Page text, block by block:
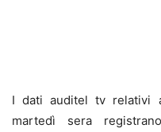
I dati auditel tv relativi
martedì sera